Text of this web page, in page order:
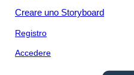
Creare uno Storyboard
Registro
Accedere